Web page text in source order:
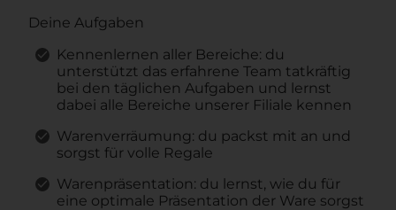
Deine Aufgaben
Kennenlernen aller Bereiche: du
unterstützt das erfahrene Team tatkräftig
bei den täglichen Aufgaben und lernst
dabei alle Bereiche unserer Filiale kennen
Warenverräumung: du packst mit an und
sorgst für volle Regale
Warenpräsentation: du lernst, wie du für
eine optimale Präsentation der Ware sorgst